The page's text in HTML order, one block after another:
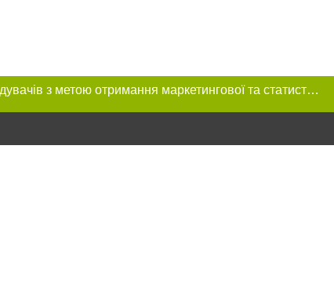
Цей сайт використовує «cookies». Також веб-сайт використовує інтернет-сервіс для збору технічних даних стосовно відвідувачів з метою отримання маркетингової та статистичної інформації. Умови обробки даних відвідувачів сайту див.